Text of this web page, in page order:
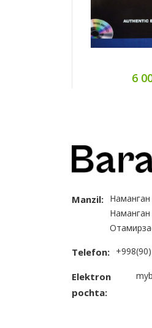
6
Manzil:
Telefon:
Elektron
pochta: